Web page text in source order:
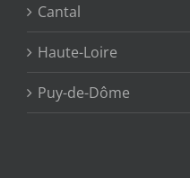
Cantal
Haute-Loire
Puy-de-Dôme